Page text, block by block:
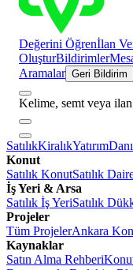
Değerini Öğrenİlan
OluşturBildirimler
Aramalar Geri Bildirim
Kelime, semt veya
SatılıkKiralıkYatırım
Konut
Satılık KonutSatılık
İş Yeri & Arsa
Satılık İş YeriSatılık
Projeler
Tüm ProjelerAnkara
Kaynaklar
Satın Alma Rehberi